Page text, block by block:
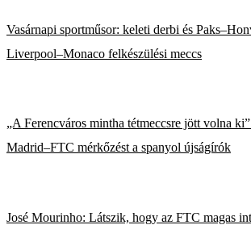
Vasárnapi sportműsor: keleti derbi és
Liverpool–Monaco felkészülési meccs
„A Ferencváros mintha tétmeccsre jött volna
Madrid–FTC mérkőzést a spanyol újságírók
José Mourinho: Látszik, hogy az FTC magas